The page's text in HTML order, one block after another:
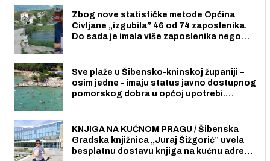
Zbog nove statističke metode Općina
Civljane „izgubila” 46 od 74 zaposlenika.
Do sada je imala više zaposlenika nego
Sve plaže u Šibensko-kninskoj županiji –
osim jedne - imaju status javno dostupnog
pomorskog dobra u općoj upotrebi.
KNJIGA NA KUĆNOM PRAGU / Šibenska
Gradska knjižnica „Juraj Šižgorić” uvela
besplatnu dostavu knjiga na kućnu adresu